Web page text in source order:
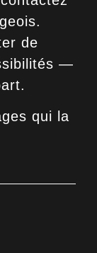
de
—
qui la